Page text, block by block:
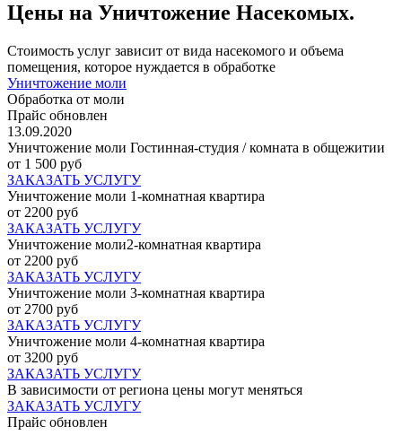
Цены на Уничтожение Насекомых.
Стоимость услуг зависит от вида насекомого и объема
помещения, которое нуждается в обработке
Уничтожение моли
Обработка от моли
Прайс обновлен
13.09.2020
Уничтожение моли Гостинная-студия / комната в общежитии
от 1 500 руб
ЗАКАЗАТЬ УСЛУГУ
Уничтожение моли 1-комнатная квартира
от 2200 руб
ЗАКАЗАТЬ УСЛУГУ
Уничтожение моли2-комнатная квартира
от 2200 руб
ЗАКАЗАТЬ УСЛУГУ
Уничтожение моли 3-комнатная квартира
от 2700 руб
ЗАКАЗАТЬ УСЛУГУ
Уничтожение моли 4-комнатная квартира
от 3200 руб
ЗАКАЗАТЬ УСЛУГУ
В зависимости от региона цены могут меняться
ЗАКАЗАТЬ УСЛУГУ
Прайс обновлен